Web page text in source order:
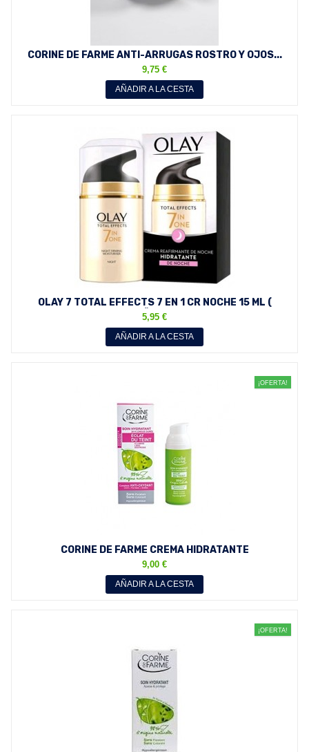
CORINE DE FARME ANTI-ARRUGAS ROSTRO Y OJOS...
9,75 €
AÑADIR A LA CESTA
OLAY 7 TOTAL EFFECTS 7 EN 1 CR NOCHE 15 ML (
TAMAÑO VIAJE )
5,95 €
AÑADIR A LA CESTA
¡OFERTA!
CORINE DE FARME CREMA HIDRATANTE
HIPOALERGÉNICA SIN...
9,00 €
AÑADIR A LA CESTA
¡OFERTA!